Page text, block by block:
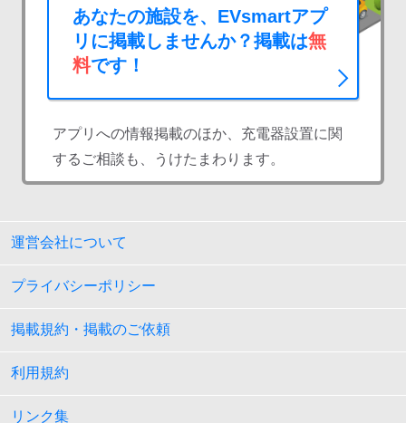
あなたの施設を、EVsmartアプ
リに掲載しませんか？掲載は無
料です！
アプリへの情報掲載のほか、充電器設置に関
するご相談も、うけたまわります。
運営会社について
プライバシーポリシー
掲載規約・掲載のご依頼
利用規約
リンク集